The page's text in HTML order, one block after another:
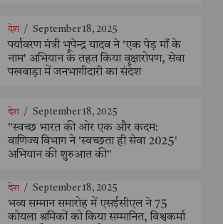
देश / September 18, 2025
पर्यावरण मंत्री भूपेन्द्र यादव ने 'एक पेड़ माँ के
नाम' अभियान के तहत किया वृक्षारोपण, सेवा
पखवाड़ा में जनभागीदारी का संदेश
देश / September 18, 2025
"स्वच्छ भारत की ओर एक और कदम:
वाणिज्य विभाग ने 'स्वच्छता ही सेवा 2025'
अभियान की शुरुआत की"
देश / September 18, 2025
भव्य सम्मान समारोह में एसईसीएल ने 75
कोयला श्रमिकों को किया सम्मानित, विश्वकर्मा